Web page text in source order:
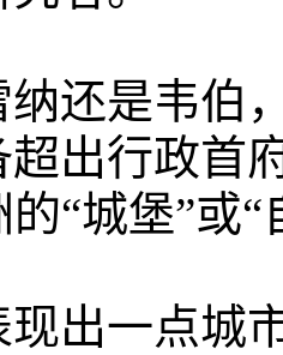
还是韦伯
出行政首
“城堡”或
出一点城